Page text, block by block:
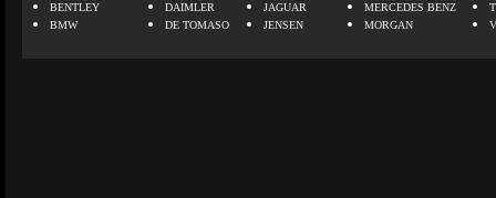
BENTLEY
BMW
DAIMLER
DE TOMASO
JAGUAR
JENSEN
MERCEDES BENZ
MORGAN